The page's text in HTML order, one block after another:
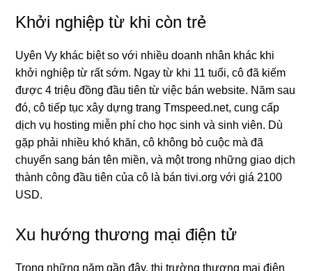
Khởi nghiệp từ khi còn trẻ
Uyên Vy khác biệt so với nhiều doanh nhân khác khi
khởi nghiệp từ rất sớm. Ngay từ khi 11 tuổi, cô đã kiếm
được 4 triệu đồng đầu tiên từ việc bán website. Năm sau
đó, cô tiếp tục xây dựng trang Tmspeed.net, cung cấp
dịch vụ hosting miễn phí cho học sinh và sinh viên. Dù
gặp phải nhiều khó khăn, cô không bỏ cuộc mà đã
chuyển sang bán tên miền, và một trong những giao dịch
thành công đầu tiên của cô là bán tivi.org với giá 2100
USD.
Xu hướng thương mại điện tử
Trong những năm gần đây, thị trường thương mại điện